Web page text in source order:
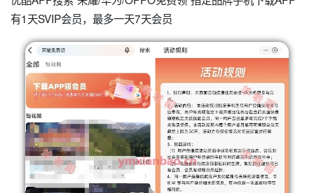
有1天SVIP会员，最多一天7天会员